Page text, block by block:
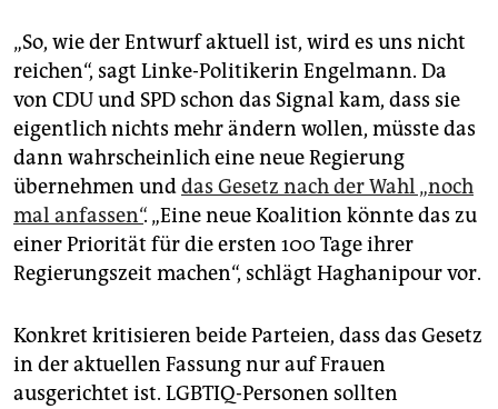
„So, wie der Entwurf aktuell ist, wird es uns nicht
reichen“, sagt Linke-Politikerin Engelmann. Da
von CDU und SPD schon das Signal kam, dass sie
eigentlich nichts mehr ändern wollen, müsste das
dann wahrscheinlich eine neue Regierung
übernehmen unddas Gesetz nach der Wahl „noch
mal anfassen“. „Eine neue Koalition könnte das zu
einer Priorität für die ersten 100 Tage ihrer
Regierungszeit machen“, schlägt Haghanipour vor.
Konkret kritisieren beide Parteien, dass das Gesetz
in der aktuellen Fassung nur auf Frauen
ausgerichtet ist. LGBTIQ-Personen sollten